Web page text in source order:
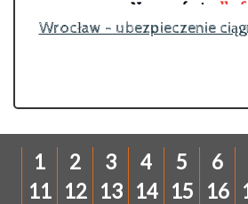
Wrocław - ubezpieczenie
1 2 3 4 5 6
11
12 13 14 15 16